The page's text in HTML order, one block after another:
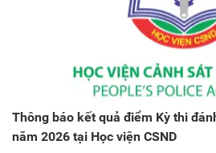
Thông báo kết quả điểm Kỳ thi
năm 2026 tại Học viện CSND